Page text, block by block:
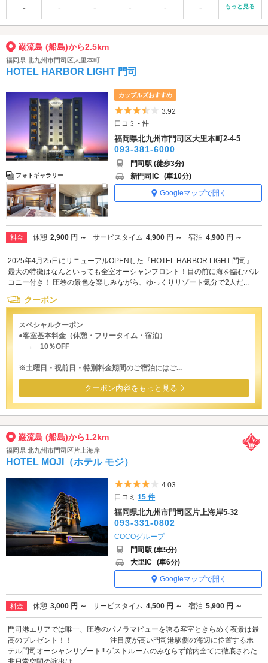
-
-
-
-
-
-
もっと見る
巌流島 (船島)から2.5km
福岡県 北九州市門司区大里本町
HOTEL HARBOR LIGHT 門司
フォトギャラリー
カップルズおすすめ
5つ星のうち3.5
3.92
口コミ - 件
福岡県北九州市門司区大里本町2-4-5
093-381-6000
門司駅 (徒歩3分)
新門司IC (車10分)
Googleマップで開く
料金 休憩 2,900 円 ～ サービスタイム 4,900 円 ～ 宿泊 4,900 円 ～
2025年4月25日にリニューアルOPENした『HOTEL HARBOR LIGHT 門司』
最大の特徴はなんといっても全室オーシャンフロント！目の前に海を臨むバル
コニー付き！ 圧巻の景色を楽しみながら、ゆっくりリゾート気分で2人だ...
クーポン
スペシャルクーポン
●客室基本料金（休憩・フリータイム・宿泊）
→ 10％OFF
※土曜日・祝前日・特別料金期間のご宿泊にはご...
クーポン内容をもっと見る
巌流島 (船島)から1.2km
福岡県 北九州市門司区片上海岸
HOTEL MOJI（ホテル モジ）
5つ星のうち4
4.03
口コミ15 件
福岡県北九州市門司区片上海岸5-32
093-331-0802
COCOグループ
門司駅 (車5分)
大里IC (車6分)
Googleマップで開く
料金 休憩 3,000 円 ～ サービスタイム 4,500 円 ～ 宿泊 5,900 円 ～
門司港エリアでは唯一、圧巻のパノラマビューを誇る客室ときらめく夜景は最
高のプレゼント！！ 注目度が高い門司港駅側の海辺に位置するホ
テル門司オーシャンリゾート!! ゲストルームのみならず館内全てに徹底された